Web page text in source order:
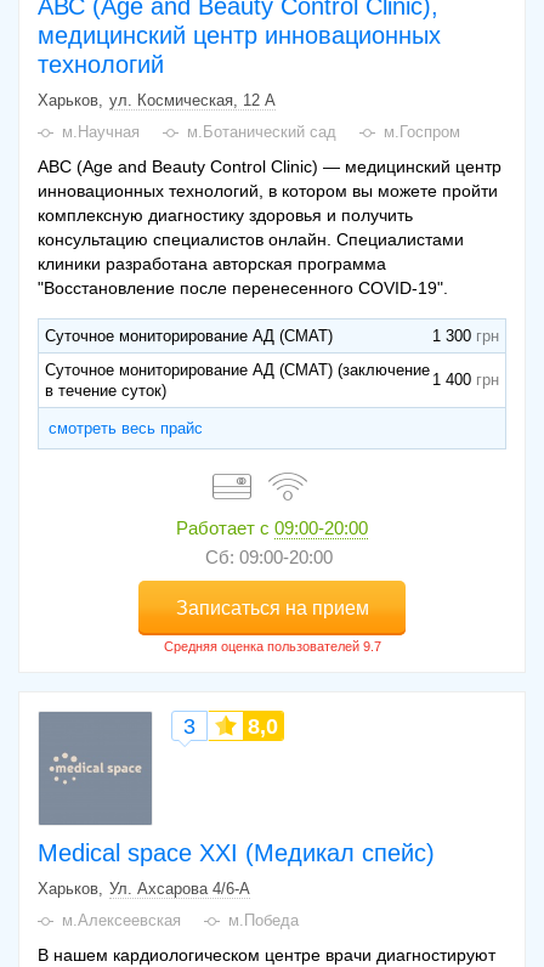
АВС (Age and Beauty Control Clinic),
медицинский центр инновационных
технологий
Харьков ул. Космическая, 12 А
м.Научная
м.Ботанический сад м.Госпром
АВС (Age and Beauty Control Clinic) — медицинский центр
инновационных технологий, в котором вы можете пройти
комплексную диагностику здоровья и получить
консультацию специалистов онлайн. Специалистами
клиники разработана авторская программа
"Восстановление после перенесенного COVID-19".
Суточное мониторирование АД (СМАТ)
1 300
Суточное мониторирование АД (СМАТ) (заключение
в течение суток)
1 400
смотреть весь прайс
Работает с 09:00-20:00
Сб: 09:00-20:00
Записаться на прием
Medical space XXI (Медикал спейс)
3 8,0
Харьков Ул. Ахсарова 4/6-А
м.Алексеевская
м.Победа
В нашем кардиологическом центре врачи диагностируют